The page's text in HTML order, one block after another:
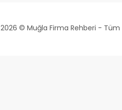
2026 © Muğla Firma Rehberi - Tüm